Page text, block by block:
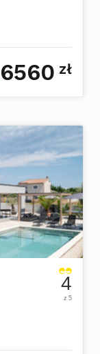
6560 zł
4
z 5